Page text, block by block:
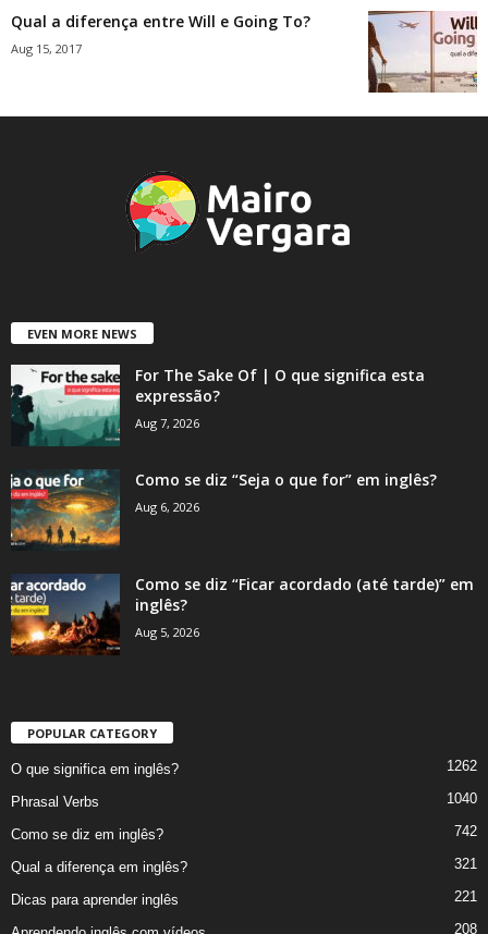
Qual a diferença entre Will e Going To?
Aug 15, 2017
EVEN MORE NEWS
For The Sake Of | O que significa esta
expressão?
Aug 7, 2026
Como se diz “Seja o que for” em inglês?
Aug 6, 2026
Como se diz “Ficar acordado (até tarde)” em
inglês?
Aug 5, 2026
POPULAR CATEGORY
O que significa em inglês? 1262
Phrasal Verbs 1040
Como se diz em inglês? 742
Qual a diferença em inglês? 321
Dicas para aprender inglês 221
208